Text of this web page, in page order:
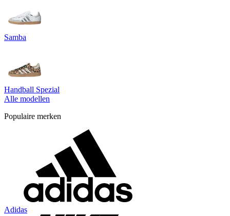
Samba
Handball Spezial
Alle modellen
Populaire merken
Adidas